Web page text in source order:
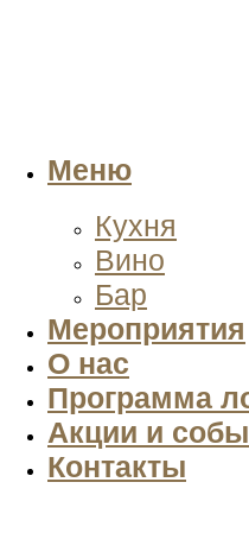
Меню
Кухня
Вино
Бар
Мероприятия
О нас
Программа
Акции и
Контакты